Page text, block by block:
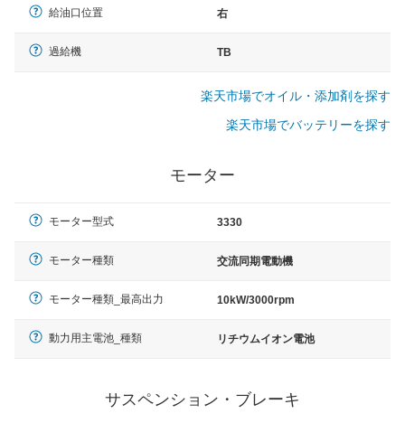
給油口位置 右
過給機 TB
楽天市場でオイル・添加剤を探す
楽天市場でバッテリーを探す
モーター
モーター型式 3330
モーター種類 交流同期電動機
モーター種類_最高出力 10kW/3000rpm
動力用主電池_種類 リチウムイオン電池
サスペンション・ブレーキ